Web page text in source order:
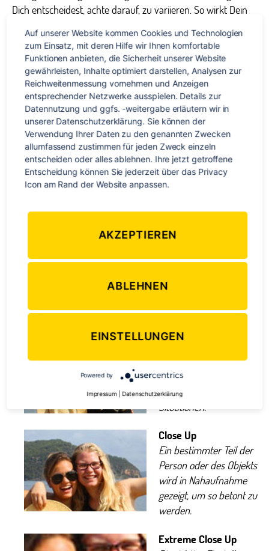
Dich entscheidest, achte darauf, zu variieren. So wirkt Dein
Very Wide Shot
Die gesamte Umgebung
wird gezeigt. Ideal als
Anfangsszene, dem sog.
„establishing shot“.
Wide Shot
Die Person oder das zu
filmende Objekt wird in
voller Größe gezeigt.
Mid Shot
Die Person ist ab der
Hüfte sichtbar und
sowohl von ihr als auch
ein guter Eindruck
Medium Close Up
Brust aufwärts sichtbar.
Diese Einstellung ist gut
geeignet für Interview-
Situationen.
Close Up
Ein bestimmter Teil der
Person oder des Objekts
wird in Nahaufnahme
gezeigt, um so betont zu
werden.
Extreme Close Up
Auf unserer Website kommen Cookies und Technologien
zum Einsatz, mit deren Hilfe wir Ihnen komfortable
Funktionen anbieten, die Sicherheit unserer Website
gewährleisten, Inhalte optimiert darstellen, Analysen zur
Reichweitenmessung vornehmen und Anzeigen
entsprechender Netzwerke ausspielen. Details zur
Datennutzung und ggfs. -weitergabe erläutern wir in
unserer Datenschutzerklärung. Sie können der
Verwendung Ihrer Daten zu den genannten Zwecken
allumfassend zustimmen für jeden Zweck einzeln
entscheiden oder alles ablehnen. Ihre jetzt getroffene
Entscheidung können Sie jederzeit über das Privacy
Icon am Rand der Website anpassen.
AKZEPTIEREN
ABLEHNEN
EINSTELLUNGEN
Powered by
Impressum Datenschutzerklärung